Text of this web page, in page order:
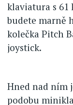
klaviatura s 61
budete marně
kolečka Pitch
joystick.
Hned nad ním
podobu